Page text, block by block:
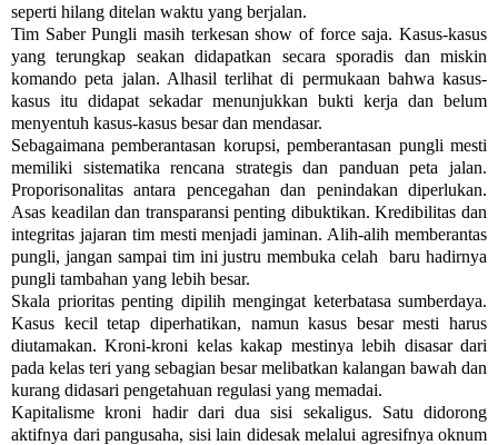
seperti hilang ditelan waktu yang berjalan.
Tim Saber Pungli masih terkesan show of force saja. Kasus-kasus
yang terungkap seakan didapatkan secara sporadis dan miskin
komando peta jalan. Alhasil terlihat di permukaan bahwa kasus-
kasus itu didapat sekadar menunjukkan bukti kerja dan belum
menyentuh kasus-kasus besar dan mendasar.
Sebagaimana pemberantasan korupsi, pemberantasan pungli mesti
memiliki sistematika rencana strategis dan panduan peta jalan.
Proporisonalitas antara pencegahan dan penindakan diperlukan.
Asas keadilan dan transparansi penting dibuktikan. Kredibilitas dan
integritas jajaran tim mesti menjadi jaminan. Alih-alih memberantas
pungli, jangan sampai tim ini justru membuka celah baru hadirnya
pungli tambahan yang lebih besar.
Skala prioritas penting dipilih mengingat keterbatasa sumberdaya.
Kasus kecil tetap diperhatikan, namun kasus besar mesti harus
diutamakan. Kroni-kroni kelas kakap mestinya lebih disasar dari
pada kelas teri yang sebagian besar melibatkan kalangan bawah dan
kurang didasari pengetahuan regulasi yang memadai.
Kapitalisme kroni hadir dari dua sisi sekaligus. Satu didorong
aktifnya dari pangusaha, sisi lain didesak melalui agresifnya oknum